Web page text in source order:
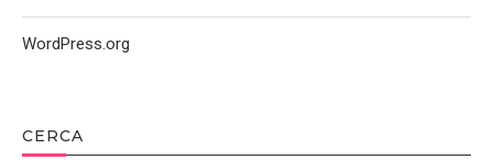
CERCA
WordPress.org